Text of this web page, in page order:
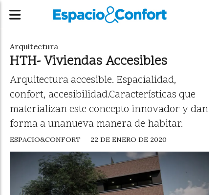
HTH- Viviendas Accesibles
Arquitectura accesible. Espacialidad,
confort, accesibilidad.Características que
materializan este concepto innovador y dan
forma a unanueva manera de habitar.
Arquitectura
22 DE ENERO DE 2020
ESPACIO&CONFORT